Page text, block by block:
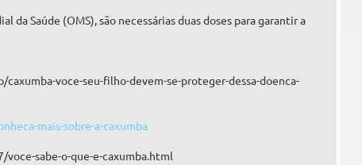
da Saúde (OMS), são necessárias duas doses para garantir a
voce-seu-filho-devem-se-proteger-dessa-doenca-
mais-sobre-a-caxumba
sabe-o-que-e-caxumba.html